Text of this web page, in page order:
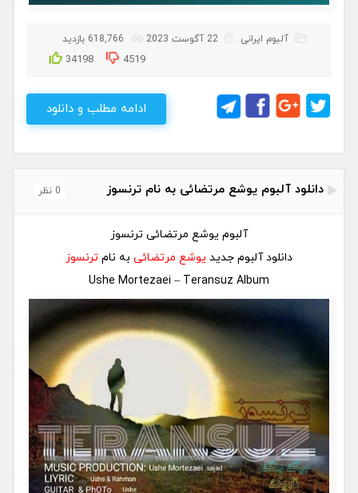
آلبوم ایرانی 22 آگوست 2023 618,766 بازدید
34198 4519
ادامه مطلب و دانلود
دانلود آلبوم یوشع مرتضائی به نام ترنسوز 0 نظر
آلبوم یوشع مرتضائی ترنسوز
دانلود آلبوم جدید یوشع مرتضائی به نام ترنسوز
Ushe Mortezaei – Teransuz Album